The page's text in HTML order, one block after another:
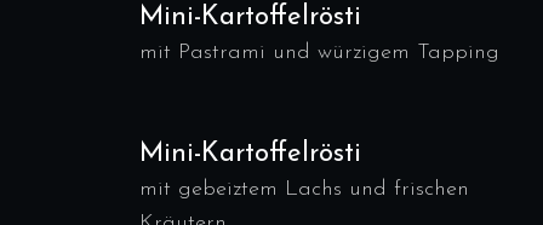
Mini-Kartoffelrösti
mit Pastrami und würzigem Tapping
Mini-Kartoffelrösti
mit gebeiztem Lachs und frischen